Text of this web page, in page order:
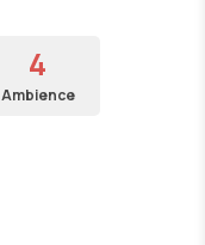
4
Ambience